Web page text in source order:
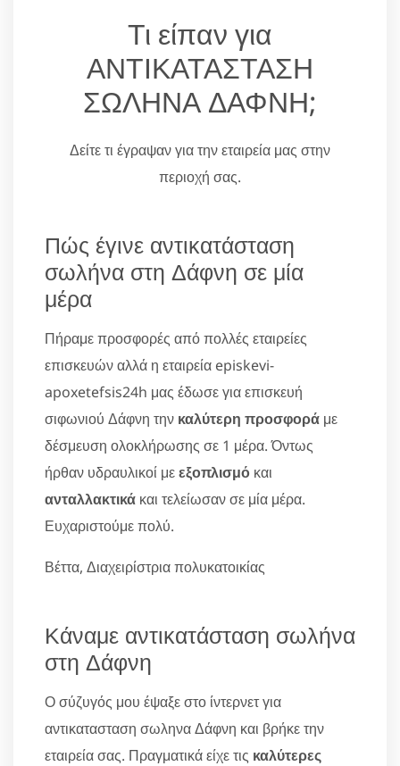
Τι είπαν για
ΑΝΤΙΚΑΤΑΣΤΑΣΗ
ΣΩΛΗΝΑ ΔΑΦΝΗ;
Δείτε τι έγραψαν για την εταιρεία μας στην
περιοχή σας.
Πώς έγινε αντικατάσταση
σωλήνα στη Δάφνη σε μία
μέρα
Πήραμε προσφορές από πολλές εταιρείες
επισκευών αλλά η εταιρεία episkevi-
apoxetefsis24h μας έδωσε για επισκευή
σιφωνιού Δάφνη την καλύτερη προσφορά με
δέσμευση ολοκλήρωσης σε 1 μέρα. Όντως
ήρθαν υδραυλικοί μεεξοπλισμό και
ανταλλακτικά και τελείωσαν σε μία μέρα.
Ευχαριστούμε πολύ.
Βέττα, Διαχειρίστρια πολυκατοικίας
Κάναμε αντικατάσταση σωλήνα
στη Δάφνη
Ο σύζυγός μου έψαξε στο ίντερνετ για
αντικατασταση σωληνα Δάφνη και βρήκε την
εταιρεία σας. Πραγματικά είχε τις καλύτερες